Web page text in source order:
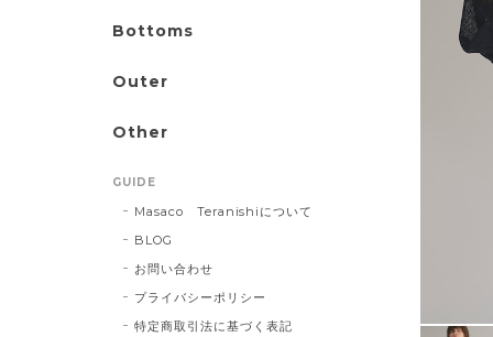
Bottoms
Outer
Other
GUIDE
Masaco Teranishiについて
BLOG
お問い合わせ
プライバシーポリシー
特定商取引法に基づく表記